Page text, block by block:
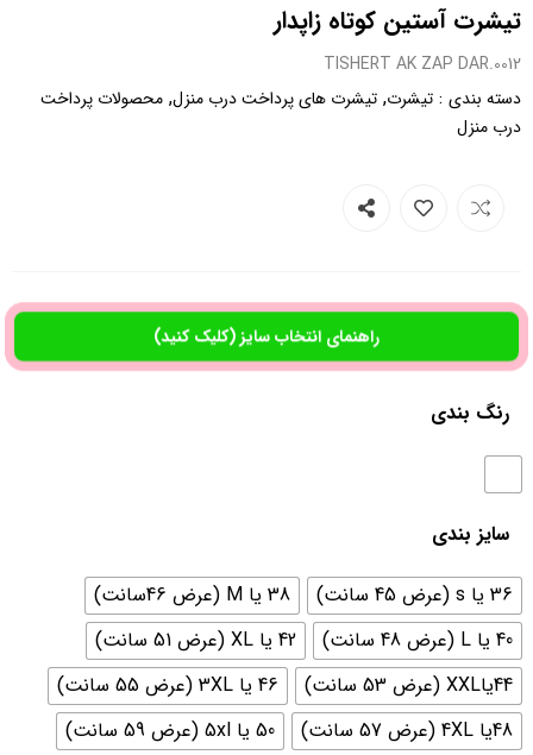
تیشرت آستین کوتاه زاپدار
0012.TISHERT AK ZAP DAR
دسته بندی : تیشرت, تیشرت های پرداخت درب منزل, محصولات پرداخت
درب منزل
راهنمای انتخاب سایز (کلیک کنید)
رنگ بندی
سایز بندی
36 یا s (عرض 45 سانت)
38 یا M (عرض 46سانت)
40 یا L (عرض 48 سانت)
42 یا XL (عرض 51 سانت)
44یاXXL (عرض 53 سانت)
46 یا 3XL (عرض 55 سانت)
48یا 4XL (عرض 57 سانت)
50 یا 5xl (عرض 59 سانت)